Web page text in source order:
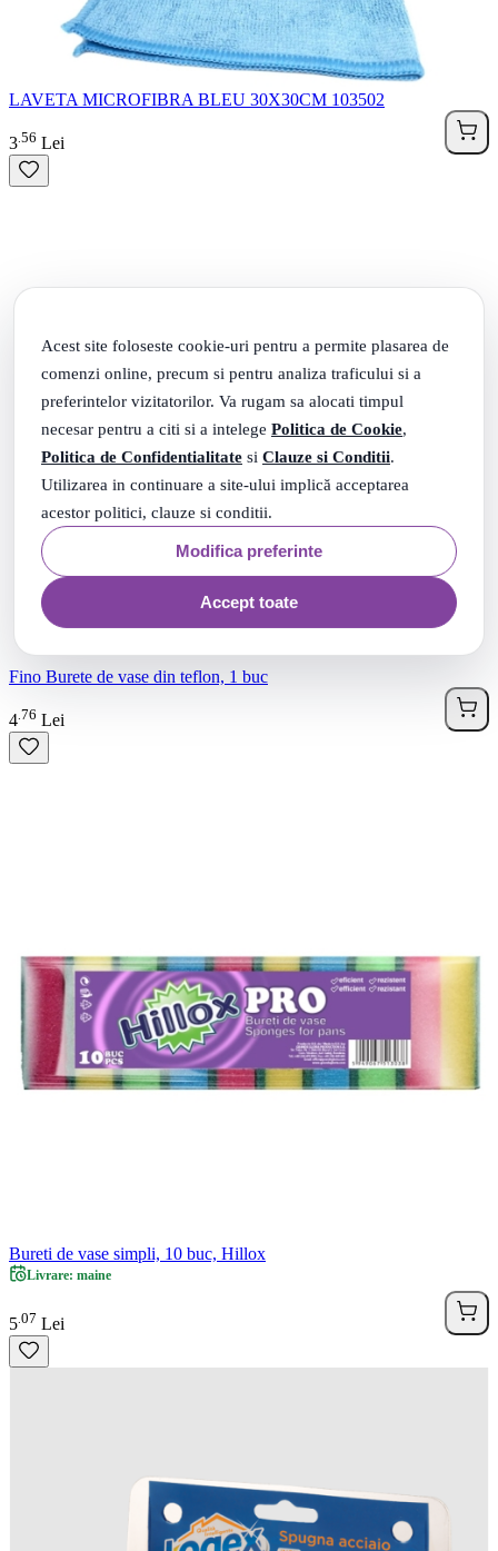
Acest site foloseste cookie-uri pentru a permite plasarea de
comenzi online, precum si pentru analiza traficului si a
preferintelor vizitatorilor. Va rugam sa alocati timpul
necesar pentru a citi si a intelege Politica de Cookie,
Politica de Confidentialitate si Clauze si Conditii.
Utilizarea in continuare a site-ului implică acceptarea
acestor politici, clauze si conditii.
Modifica preferinte
Accept toate
LAVETA MICROFIBRA BLEU 30X30CM 103502
3 56 Lei
Fino Burete de vase din teflon, 1 buc
4 76 Lei
Bureti de vase simpli, 10 buc, Hillox
Livrare: maine
5 07 Lei